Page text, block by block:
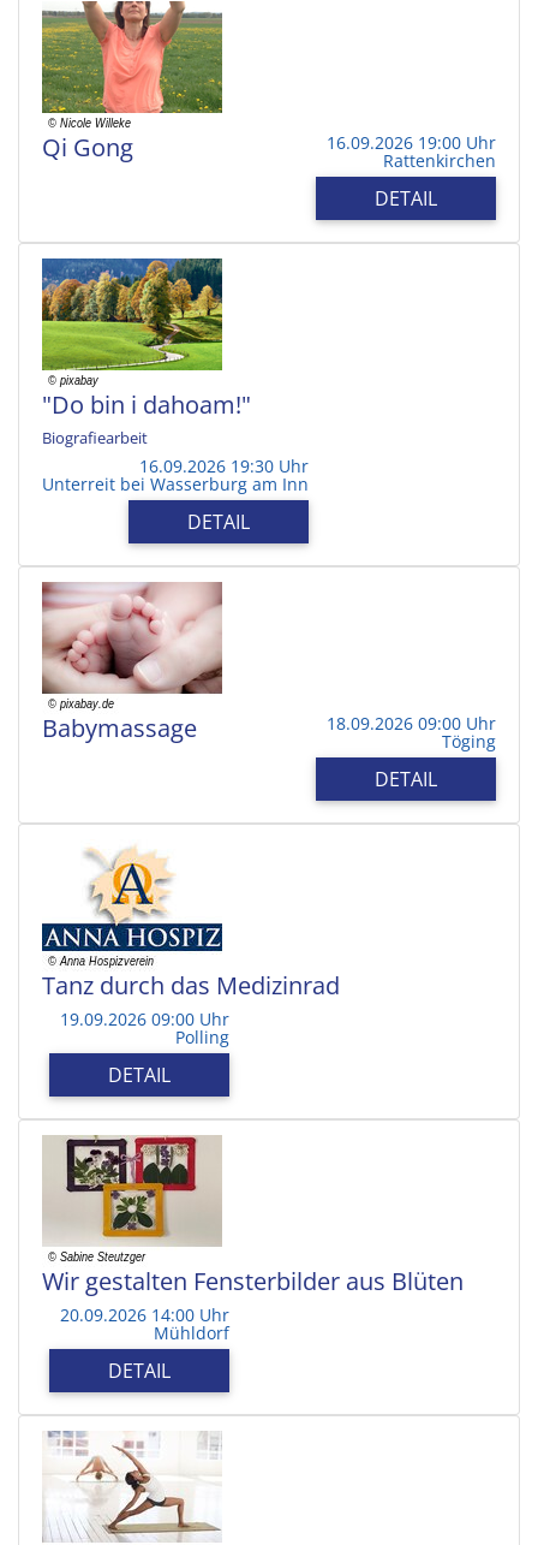
Qi Gong 16.09.2026 19:00 Uhr
Rattenkirchen
DETAIL
"Do bin i dahoam!"
Biografiearbeit
16.09.2026 19:30 Uhr
Unterreit bei Wasserburg am Inn
DETAIL
Babymassage 18.09.2026 09:00 Uhr
Töging
DETAIL
Tanz durch das Medizinrad
19.09.2026 09:00 Uhr
Polling
DETAIL
Wir gestalten Fensterbilder aus Blüten
20.09.2026 14:00 Uhr
Mühldorf
DETAIL